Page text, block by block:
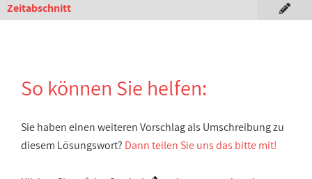
Zeitabschnitt
So können Sie helfen:
Sie haben einen weiteren Vorschlag als Umschreibung zu
diesem Lösungswort? Dann teilen Sie uns das bitte mit!